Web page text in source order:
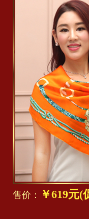
售价： ￥619元(